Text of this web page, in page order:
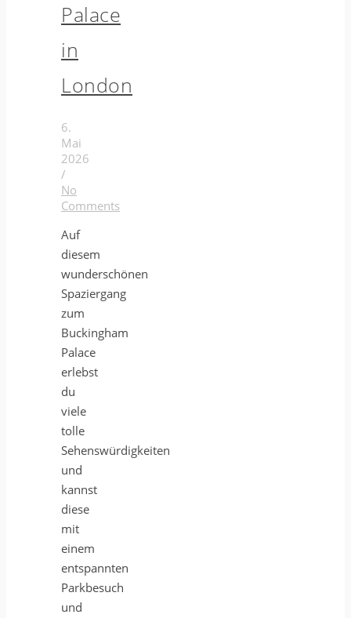
Palace
in
London
6.
Mai
2026
/
No
Comments
Auf
diesem
wunderschönen
Spaziergang
zum
Buckingham
Palace
erlebst
du
viele
tolle
Sehenswürdigkeiten
und
kannst
diese
mit
einem
entspannten
Parkbesuch
und